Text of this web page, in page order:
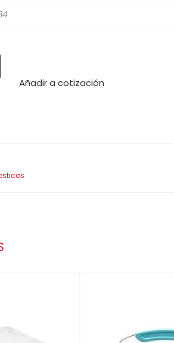
Añadir a cotización